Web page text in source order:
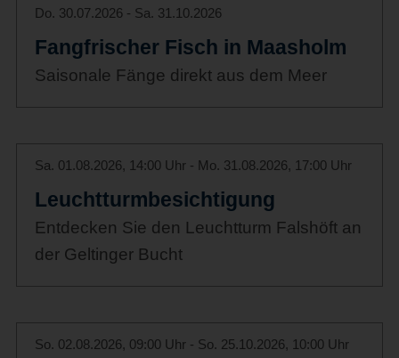
Do. 30.07.2026 - Sa. 31.10.2026
Fangfrischer Fisch in Maasholm
Saisonale Fänge direkt aus dem Meer
Sa. 01.08.2026, 14:00 Uhr - Mo. 31.08.2026, 17:00 Uhr
Leuchtturmbesichtigung
Entdecken Sie den Leuchtturm Falshöft an
der Geltinger Bucht
So. 02.08.2026, 09:00 Uhr - So. 25.10.2026, 10:00 Uhr